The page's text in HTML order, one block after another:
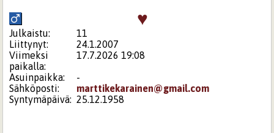
♥
Julkaistu:
11
Liittynyt:
24.1.2007
Viimeksi
paikalla:
17.7.2026 19:08
Asuinpaikka:
-
Sähköposti:
marttikekarainen@gmail.com
Syntymäpäivä: 25.12.1958